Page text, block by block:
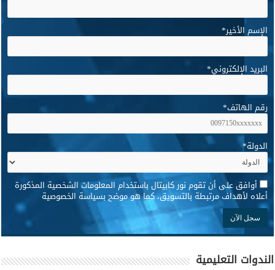
الإسم الأخير*
البريد الإلكتروني*
رقم الهاتف*
الدولة*
* أوافق على أن تقوم نور كابيتال باستخدام المعلومات الشخصية المذكورة
أعلاه لأهداف مرتبطة بالتسويق، كما هو موضح بسياسة الخصوصية
الندوات التعليمية